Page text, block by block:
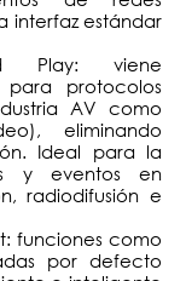
interfaz estándar
Play: viene
protocolos
AV como
eliminando
Ideal para la
y eventos en
radiodifusión e
funciones como
por defecto